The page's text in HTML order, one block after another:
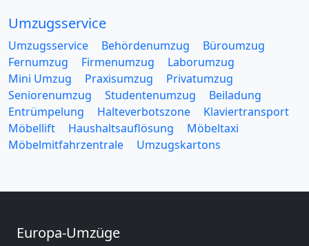
Umzugsservice
Umzugsservice Behördenumzug
Büroumzug
Fernumzug
Firmenumzug
Laborumzug
Mini Umzug
Praxisumzug
Privatumzug
Seniorenumzug
Studentenumzug
Beiladung
Entrümpelung
Halteverbotszone
Klaviertransport
Möbellift
Haushaltsauflösung
Möbeltaxi
Möbelmitfahrzentrale
Umzugskartons
Europa-Umzüge